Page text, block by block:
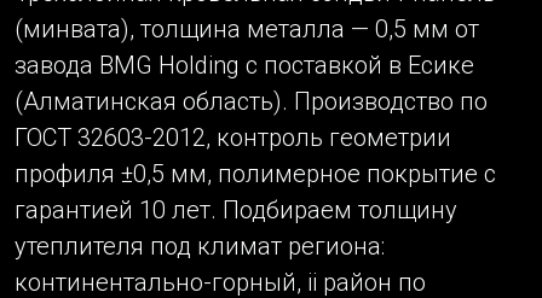
(минвата), толщина металла — 0,5 мм от
завода BMG Holding с поставкой в Есике
(Алматинская область). Производство по
ГОСТ 32603-2012, контроль геометрии
профиля ±0,5 мм, полимерное покрытие с
гарантией 10 лет. Подбираем толщину
утеплителя под климат региона:
континентально-горный, ii район по